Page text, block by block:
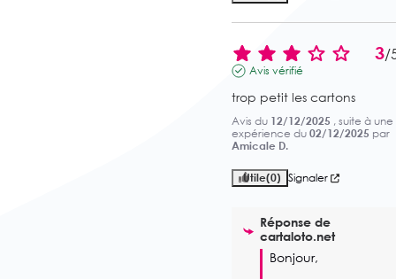
3/
Avis vérifié
trop petit les cartons
Avis du 12/12/2025 , suite à une
expérience du 02/12/2025 par
Amicale D.
Utile(0) Signaler
Réponse de
cartaloto.net
Bonjour,